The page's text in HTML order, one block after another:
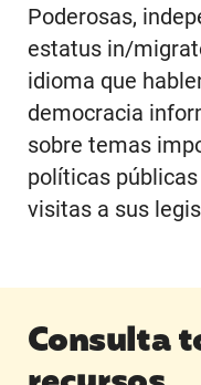
Poderosas,
estatus in/
idioma que
democracia
sobre temas
políticas
visitas a sus
Consulta